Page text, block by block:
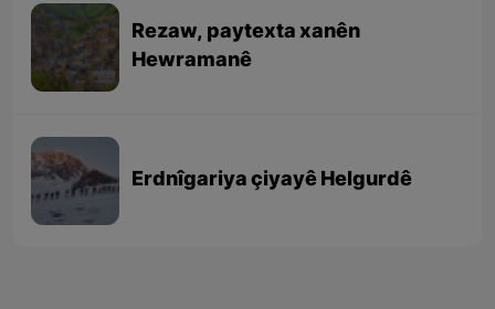
Rezaw, paytexta xanên
Hewramanê
Erdnîgariya çiyayê Helgurdê